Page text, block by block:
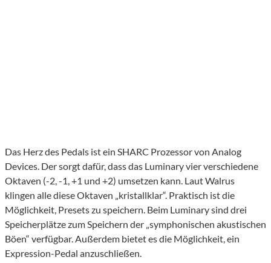
Das Herz des Pedals ist ein SHARC Prozessor von Analog
Devices. Der sorgt dafür, dass das Luminary vier verschiedene
Oktaven (-2, -1, +1 und +2) umsetzen kann. Laut Walrus
klingen alle diese Oktaven „kristallklar“. Praktisch ist die
Möglichkeit, Presets zu speichern. Beim Luminary sind drei
Speicherplätze zum Speichern der „symphonischen akustischen
Böen“ verfügbar. Außerdem bietet es die Möglichkeit, ein
Expression-Pedal anzuschließen.